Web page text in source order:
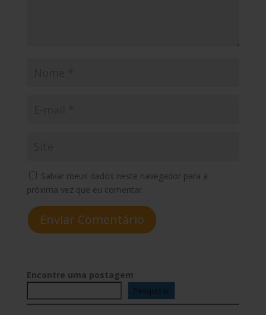
Salvar meus dados neste navegador para a
próxima vez que eu comentar.
Enviar Comentário
Encontre uma postagem
Pesquisar